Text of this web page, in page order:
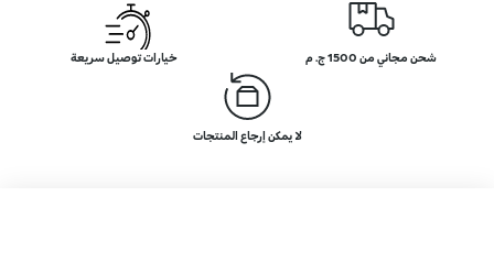
شحن مجاني من 1500 ج. م خيارات توصيل سريعة
لا يمكن إرجاع المنتجات